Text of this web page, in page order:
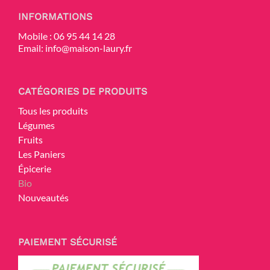
INFORMATIONS
Mobile : 06 95 44 14 28
Email: info@maison-laury.fr
CATÉGORIES DE PRODUITS
Tous les produits
Légumes
Fruits
Les Paniers
Épicerie
Bio
Nouveautés
PAIEMENT SÉCURISÉ